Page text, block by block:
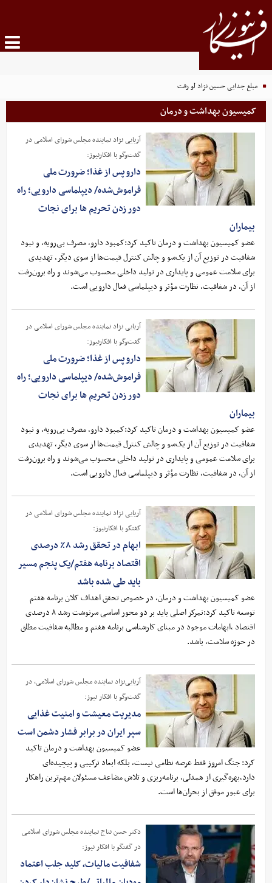
مبلغ جدایی حسین نژاد لو رفت
کمیسیون بهداشت و درمان
آریایی نژاد نماینده مجلس شورای اسلامی در
گفت‌وگو با افکارنیوز:
دارو پس از غذا؛ ضرورت ملی
فراموش‌شده/ دیپلماسی دارویی؛ راه
دور زدن تحریم ها برای نجات
بیماران
عضو کمیسیون بهداشت و درمان تاکید کرد:کمبود دارو، مصرف بی‌رویه، و نبود
شفافیت در توزیع آن از یک‌سو و چالش کنترل قیمت‌ها از سوی دیگر، تهدیدی
برای سلامت عمومی و پایداری در تولید داخلی محسوب می‌شوند و راه برون‌رفت
از آن، در شفافیت، نظارت مؤثر و دیپلماسی فعال دارویی است.
آریایی نژاد نماینده مجلس شورای اسلامی در
گفت‌وگو با افکارنیوز:
دارو پس از غذا؛ ضرورت ملی
فراموش‌شده/ دیپلماسی دارویی؛ راه
دور زدن تحریم ها برای نجات
بیماران
عضو کمیسیون بهداشت و درمان تاکید کرد:کمبود دارو، مصرف بی‌رویه، و نبود
شفافیت در توزیع آن از یک‌سو و چالش کنترل قیمت‌ها از سوی دیگر، تهدیدی
برای سلامت عمومی و پایداری در تولید داخلی محسوب می‌شوند و راه برون‌رفت
از آن، در شفافیت، نظارت مؤثر و دیپلماسی فعال دارویی است.
آریایی نژاد نماینده مجلس شورای اسلامی در
گفتگو با افکارنیوز:
ابهام در تحقق رشد ۸٪ درصدی
اقتصاد برنامه هفتم/یک پنجم مسیر
باید طی شده باشد
عضو کمیسیون بهداشت و درمان، در خصوص تحقق اهداف کلان برنامه هفتم
توسعه تاکید کرد:تمرکز اصلی باید بر دو محور اساسی سرنوشت رشد ۸ درصدی
اقتصاد ،ابهامات موجود در مبنای کارشناسی برنامه هفتم و مطالبه شفافیت مطلق
در حوزه سلامت، باشد.
آریایی‌نژاد نماینده مجلس شورای اسلامی، در
گفت‌وگو با افکار نیوز:
مدیریت معیشت و امنیت غذایی
سپر ایران در برابر فشار دشمن است
عضو کمیسیون بهداشت و درمان تاکید
کرد: جنگ امروز فقط عرصه نظامی نیست، بلکه ابعاد ترکیبی و پیچیده‌ای
دارد،بهره‌گیری از همدلی، برنامه‌ریزی و تلاش مضاعف مسئولان مهم‌ترین راهکار
برای عبور موفق از بحران‌ها است.
دکتر حسن نتاج نماینده مجلس شورای اسلامی
در گفتگو با افکار نیوز:
شفافیت مالیات، کلید جلب اعتماد